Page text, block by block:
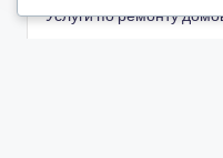
Услуги по ремонту